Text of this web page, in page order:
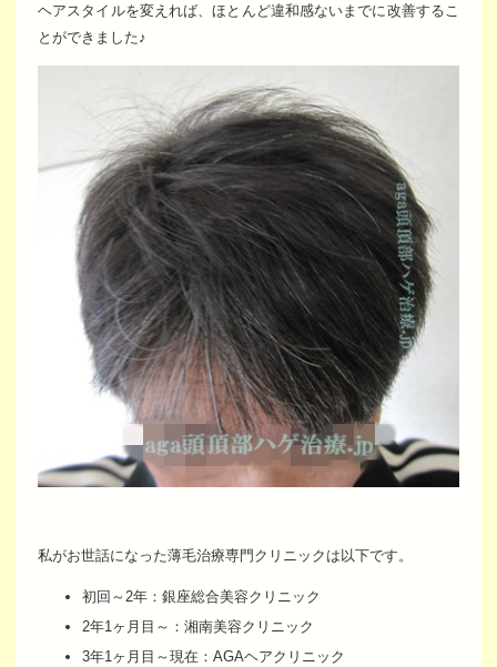
ヘアスタイルを変えれば、ほとんど違和感ないまでに改善するこ
とができました♪
私がお世話になった薄毛治療専門クリニックは以下です。
初回～2年：銀座総合美容クリニック
2年1ヶ月目～：湘南美容クリニック
3年1ヶ月目～現在：AGAヘアクリニック